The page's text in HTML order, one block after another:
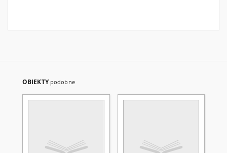
OBIEKTY podobne